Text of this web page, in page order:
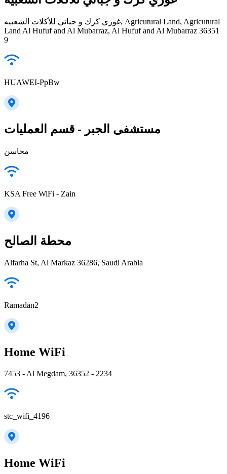
غوري كرك و جباتي للأكلات الشعبيه, Agricutural Land, Agricutural
Land Al Hufuf and Al Mubarraz, Al Hufuf and Al Mubarraz 36351
9
HUAWEI-PpBw
مستشفى الجبر - قسم العمليات
محاسن
KSA Free WiFi - Zain
محطة الصالح
Alfarha St, Al Markaz 36286, Saudi Arabia
Ramadan2
Home WiFi
7453 - Al Megdam, 36352 - 2234
stc_wifi_4196
Home WiFi